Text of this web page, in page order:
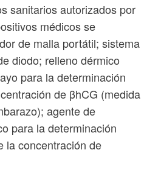
sanitarios autorizados por
médicos se
de malla portátil; sistema
diodo; relleno dérmico
para la determinación
de βhCG (medida
agente de
para la determinación
la concentración de